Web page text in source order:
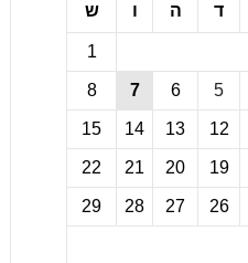
ד ה ו ש
1
5
6
7
8
12
13
14
15
19
20
21
22
26
27
28
29